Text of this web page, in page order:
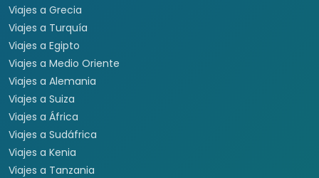
Viajes a Grecia
Viajes a Turquía
Viajes a Egipto
Viajes a Medio Oriente
Viajes a Alemania
Viajes a Suiza
Viajes a África
Viajes a Sudáfrica
Viajes a Kenia
Viajes a Tanzania